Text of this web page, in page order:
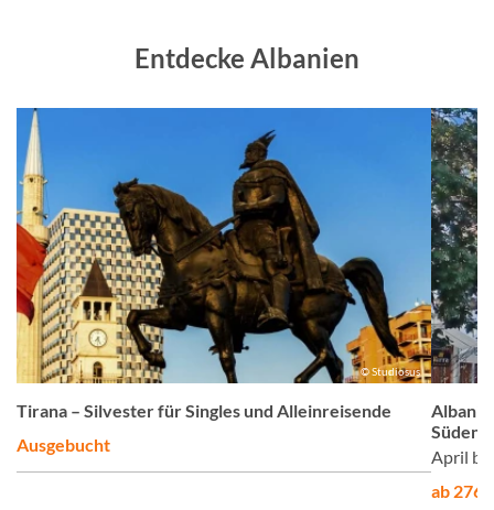
Entdecke Albanien
© Studiosus
Tirana – Silvester für Singles und Alleinreisende
Ausgebucht
Süden
April
ab